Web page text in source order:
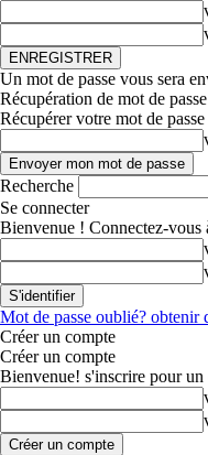
Un mot de passe vous sera
Récupération de mot de passe
Récupérer votre mot de passe
Recherche
Se connecter
Bienvenue ! Connectez-vous
Mot de passe oublié? obtenir
Créer un compte
Créer un compte
Bienvenue! s'inscrire pour un